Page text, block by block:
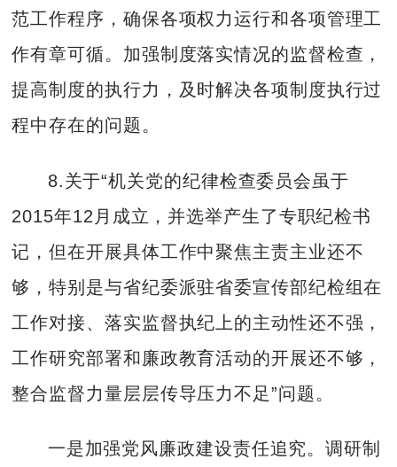
范工作程序，确保各项权力运行和各项管理工
作有章可循。加强制度落实情况的监督检查，
提高制度的执行力，及时解决各项制度执行过
程中存在的问题。
8.关于“机关党的纪律检查委员会虽于
2015年12月成立，并选举产生了专职纪检书
记，但在开展具体工作中聚焦主责主业还不
够，特别是与省纪委派驻省委宣传部纪检组在
工作对接、落实监督执纪上的主动性还不强，
工作研究部署和廉政教育活动的开展还不够，
整合监督力量层层传导压力不足”问题。
一是加强党风廉政建设责任追究。调研制